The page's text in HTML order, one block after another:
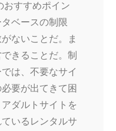
おすすめポイン
ベースの制限
ないことだ。ま
きることだ。制
は、不要なサイ
要が出てきて困
ダルトサイトを
いるレンタルサ